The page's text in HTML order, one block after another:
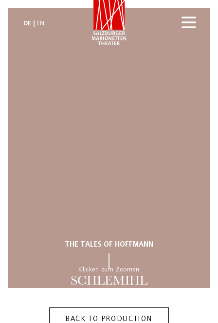
DE EN
THE TALES OF HOFFMANN
SCHLEMIHL
Klicken zum Zoomen
BACK TO PRODUCTION